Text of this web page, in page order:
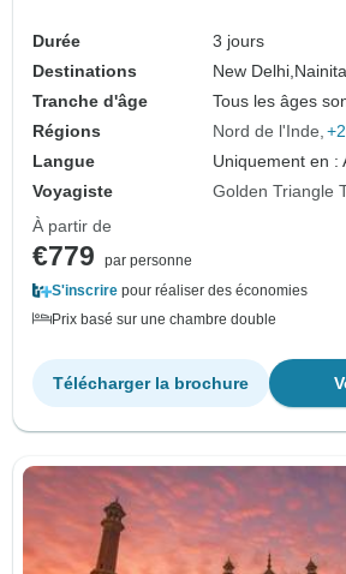
Durée
3 jours
Destinations
New Delhi,
Tranche d'âge
Tous les âges
Régions
Nord de l'Inde
Langue
Uniquement en :
Voyagiste
Golden Triangle
À partir de
€779
par personne
S'inscrire pour réaliser des économies
Prix basé sur une chambre double
Télécharger la brochure